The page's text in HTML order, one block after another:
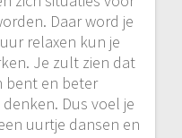
Daar word je
relaxen kun je
Je zult zien dat
bent en beter
Dus voel je
uurtje dansen en